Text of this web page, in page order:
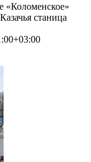
«Коломенское»
станица